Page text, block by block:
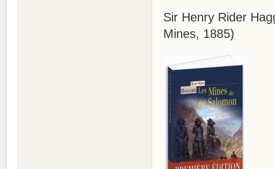
Sir Henry Rider
Mines, 1885)